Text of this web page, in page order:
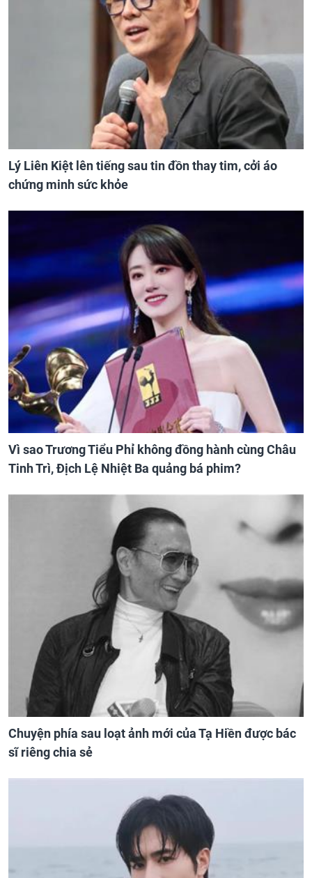
Lý Liên Kiệt lên tiếng sau tin đồn thay tim, cởi áo
chứng minh sức khỏe
Vì sao Trương Tiểu Phỉ không đồng hành cùng Châu
Tinh Trì, Địch Lệ Nhiệt Ba quảng bá phim?
Chuyện phía sau loạt ảnh mới của Tạ Hiền được bác
sĩ riêng chia sẻ